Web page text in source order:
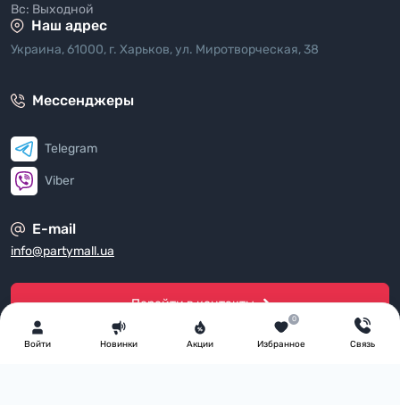
Войти Новинки Акции Избранное
0
Связь
Вс: Выходной
Наш адрес
Украина, 61000, г. Харьков, ул. Миротворческая, 38
Мессенджеры
Telegram
Viber
E-mail
info@partymall.ua
Перейти в контакты